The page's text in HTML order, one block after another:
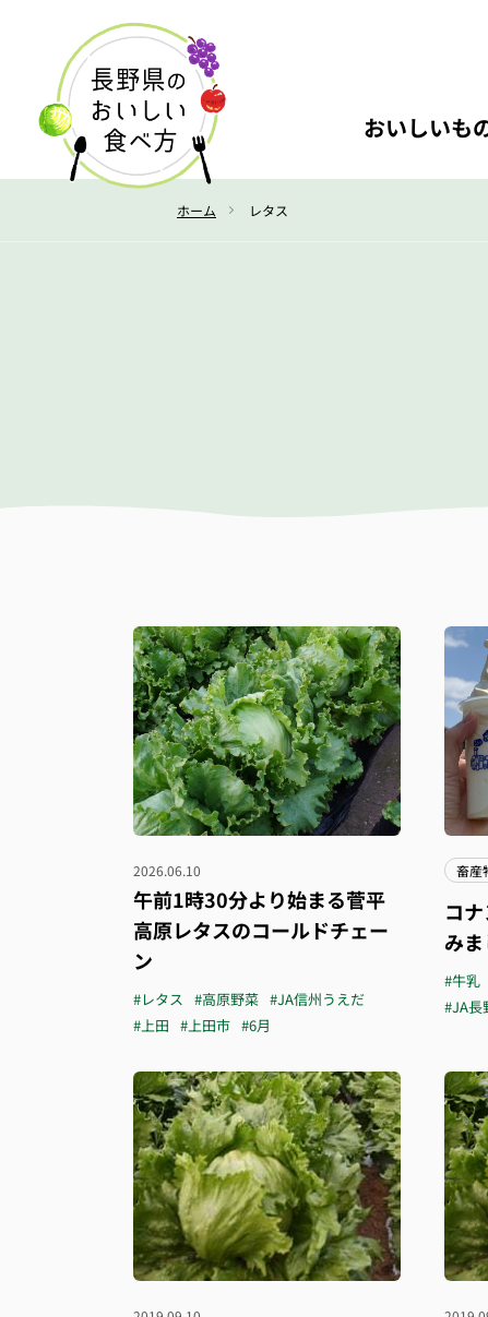
おいしいも
ホーム レタス
2026.06.10
午前1時30分より始まる菅平
高原レタスのコールドチェー
ン
#レタス #高原野菜 #JA信州うえだ
#上田 #上田市 #6月
畜産
コ
み
#牛乳
#JA長